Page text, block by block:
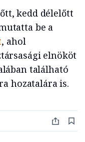
kedd délelőtt
be a
, ahol
elnököt
található
hozatalára is.